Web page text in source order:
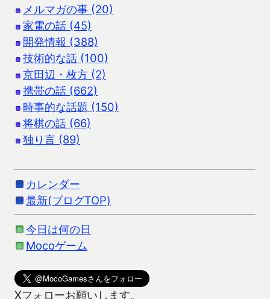
メルマガの事 (20)
家電の話 (45)
開発情報 (388)
技術的な話 (100)
京田辺・枚方 (2)
携帯の話 (662)
時事的な話題 (150)
将棋の話 (66)
独り言 (89)
カレンダー
最新(ブログTOP)
今日は何の日
Mocoゲーム
Xフォローお願いします。